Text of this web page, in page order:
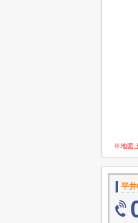
※地図
平井